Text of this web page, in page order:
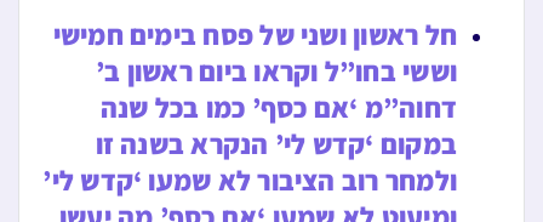
חל ראשון ושני של פסח בימים חמישי
וששי בחו”ל וקראו ביום ראשון ב’
דחוה”מ ‘אם כסף’ כמו בכל שנה
במקום ‘קדש לי’ הנקרא בשנה זו
ולמחר רוב הציבור לא שמעו ‘קדש לי’